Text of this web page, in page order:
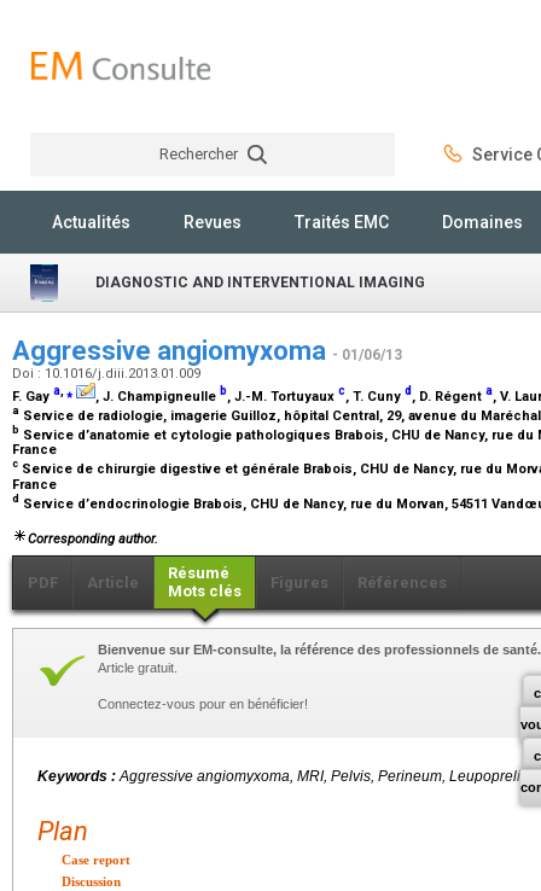
Rechercher Service
Actualités Revues Traités EMC Domaines
DIAGNOSTIC AND INTERVENTIONAL IMAGING
Aggressive angiomyxoma - 01/06/13
Doi : 10.1016/j.diii.2013.01.009
F. Gay a,⁎ , J. Champigneulle b, J.-M. Tortuyaux c, T. Cuny d , D. Régent a, V.
a Service de radiologie, imagerie Guilloz, hôpital Central, 29, avenue du
b Service d’anatomie et cytologie pathologiques Brabois, CHU de Nancy, rue
France
c Service de chirurgie digestive et générale Brabois, CHU de Nancy, rue du
France
d Service d’endocrinologie Brabois, CHU de Nancy, rue du Morvan, 54511
Corresponding author.
PDF Article
Résumé
Mots clés
Figures Références
Bienvenue sur EM-consulte, la référence des professionnels de santé.
Article gratuit.
Connectez-vous pour en bénéficier!
Keywords :Aggressive angiomyxoma, MRI, Pelvis, Perineum, Leupoprelin
Plan
Case report
Discussion